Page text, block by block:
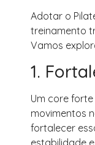
Adotar o
treinamento
Vamos
1.
Um core
movimentos
fortalecer